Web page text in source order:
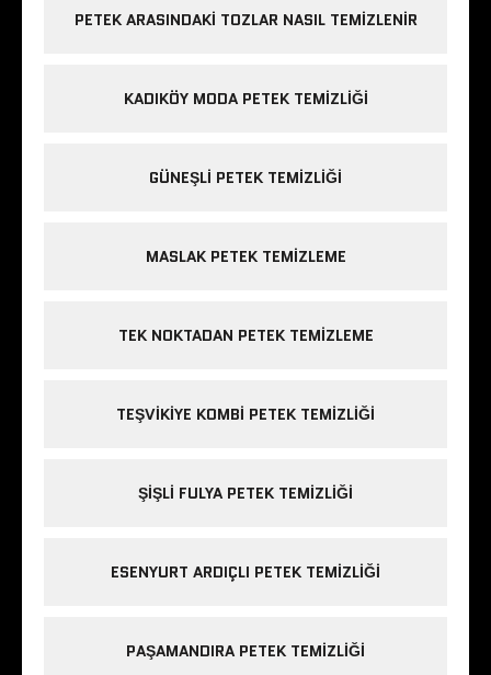
PETEK ARASINDAKI TOZLAR NASIL TEMIZLENIR
KADIKÖY MODA PETEK TEMIZLIĞI
GÜNEŞLI PETEK TEMIZLIĞI
MASLAK PETEK TEMIZLEME
TEK NOKTADAN PETEK TEMIZLEME
TEŞVIKIYE KOMBI PETEK TEMIZLIĞI
ŞIŞLI FULYA PETEK TEMIZLIĞI
ESENYURT ARDIÇLI PETEK TEMIZLIĞI
PAŞAMANDIRA PETEK TEMIZLIĞI